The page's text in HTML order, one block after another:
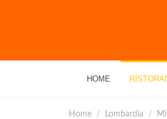
HOME
Home Lombardia